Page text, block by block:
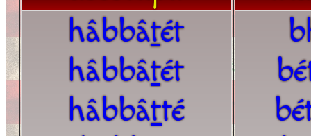
hâbbâtét
hâbbâtét
hâbbâtté